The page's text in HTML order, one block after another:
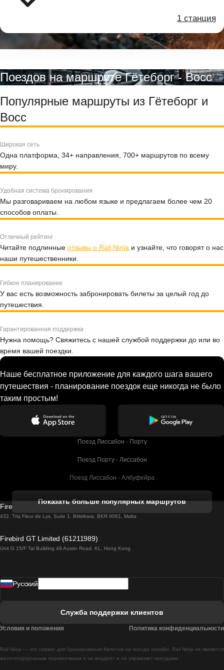
1 станция
Поездов на маршруте Гётеборг - Восс
Популярные маршруты из Гётеборг и
Восс
Широкая сеть
Одна платформа, 34+ направления, 700+ маршрутов по всему
миру.
Удобная система бронирования
Мы разговариваем на любом языке и предлагаем более чем 20
способов оплаты.
Отличный рейтинг
Читайте подлинные отзывы о Rail Ninja и узнайте, что говорят о нас
наши путешественники.
Гибкое планирование
У вас есть возможность забронировать билеты за целый год до
путешествия.
Гарантированная поддержка
Нужна помощь? Свяжитесь с нашей службой поддержки до или во
время вашей поездки.
Наше бесплатное приложение для каждого шага вашего
путешествия - планирование поездок еще никогда не было
таким простым!
Поезд Лиссабон - Порту
Поезд Порту - Лиссабон
Поезд Лиссабон - Албуфейра
Поезд Лиссабон - Лагос
Поезд Лиссабон - Мадрид
Поезд Лиссабон - Брага
Показать больше популярных маршрутов
Firebird GT Limited (OC 1451)
432, Triq Fleur de Lys, Suite 1, Birkirkara, BKR 9061, Malta
Firebird GT Limited (61211989)
Unit G 15/F Tal Building 49 Austin Road, KL, Hong Kong
Rail Ninja — это сервис для бронирования билетов на поезда онлайн. Rail Ninja не является
железнодорожным перевозчиком и не владеет и не управляет поездами.
Pусский
Служба поддержки клиентов
Условия и положения Политика конфиденциальности